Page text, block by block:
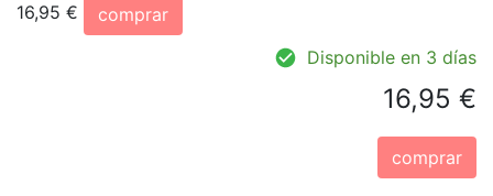
16,95 €
comprar
Disponible en 3 días
16,95 €
comprar